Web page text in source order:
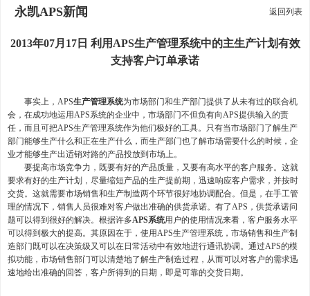
永凯APS新闻 返回列表
2013年07月17日 利用APS生产管理系统中的主生产计划有效
支持客户订单承诺
事实上，APS生产管理系统为市场部门和生产部门提供了从未有过的联合机
会，在成功地运用APS系统的企业中，市场部门不但负有向APS提供输入的责
任，而且可把APS生产管理系统作为他们极好的工具。只有当市场部门了解生产
部门能够生产什么和正在生产什么，而生产部门也了解市场需要什么的时候，企
业才能够生产出适销对路的产品投放到市场上。
要提高市场竞争力，既要有好的产品质量，又要有高水平的客户服务。这就
要求有好的生产计划，尽量缩短产品的生产提前期，迅速响应客户需求，并按时
交货。这就需要市场销售和生产制造两个环节很好地协调配合。但是，在手工管
理的情况下，销售人员很难对客户做出准确的供货承诺。有了APS，供货承诺问
题可以得到很好的解决。根据许多APS系统用户的使用情况来看，客户服务水平
可以得到极大的提高。其原因在于，使用APS生产管理系统，市场销售和生产制
造部门既可以在决策级又可以在日常活动中有效地进行通讯协调。通过APS的模
拟功能，市场销售部门可以清楚地了解生产制造过程，从而可以对客户的需求迅
速地给出准确的回答，客户所得到的日期，即是可靠的交货日期。